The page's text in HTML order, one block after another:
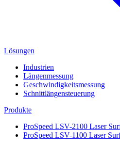
Lösungen
Industrien
Längenmessung
Geschwindigkeitsmessung
Schnittlängensteuerung
Produkte
ProSpeed LSV-2100 Laser
ProSpeed LSV-1100 Laser